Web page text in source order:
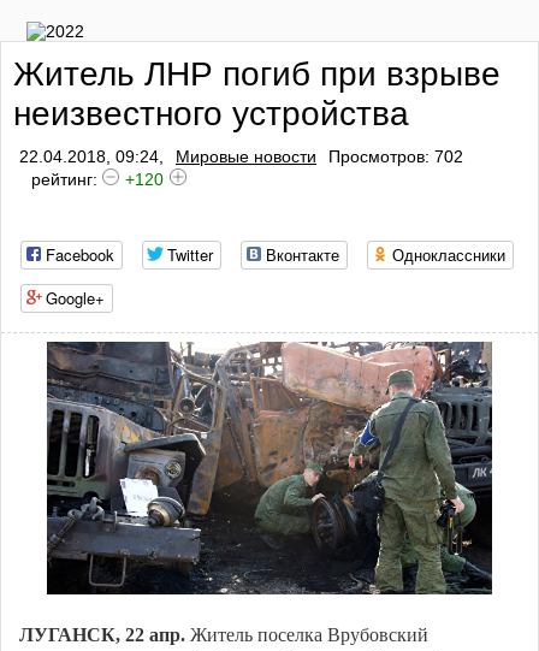
Житель ЛНР погиб при взрыве
неизвестного устройства
22.04.2018, 09:24, Мировые новости
Просмотров: 702
рейтинг:
+120
Facebook Twitter Вконтакте
Одноклассники
Google+
ЛУГАНСК, 22 апр. Житель поселка Врубовский